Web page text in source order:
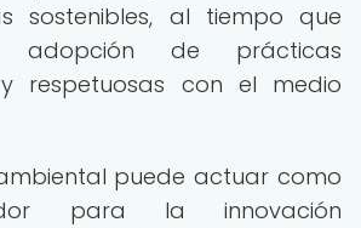
sostenibles, al tiempo que
de prácticas
respetuosas con el medio
puede actuar como
para la innovación